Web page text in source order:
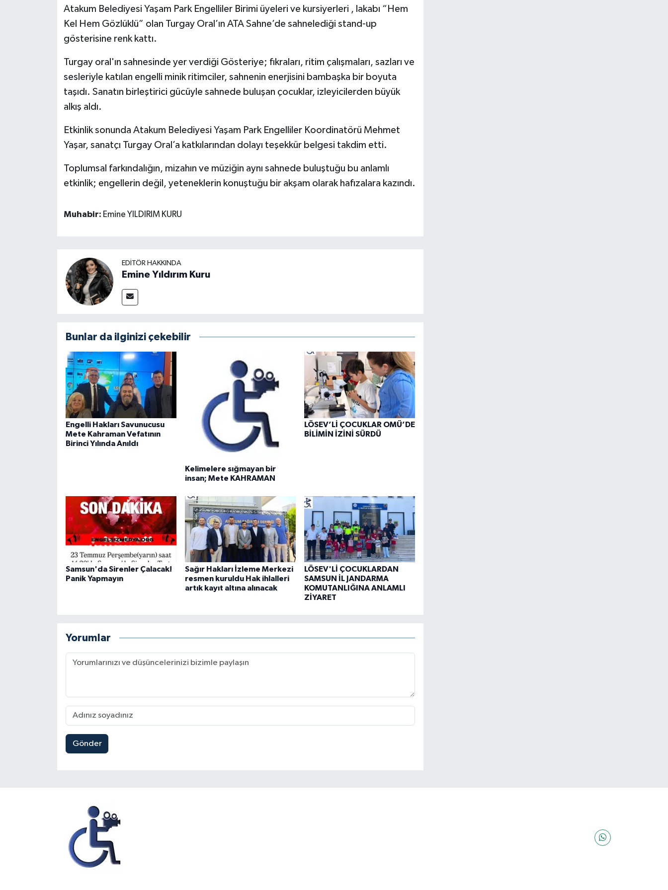
Atakum Belediyesi Yaşam Park Engelliler Birimi üyeleri ve kursiyerleri , lakabı “Hem
Kel Hem Gözlüklü” olan Turgay Oral’ın ATA Sahne’de sahnelediği stand-up
gösterisine renk kattı.
Turgay oral'ın sahnesinde yer verdiği Gösteriye; fıkraları, ritim çalışmaları, sazları ve
sesleriyle katılan engelli minik ritimciler, sahnenin enerjisini bambaşka bir boyuta
taşıdı. Sanatın birleştirici gücüyle sahnede buluşan çocuklar, izleyicilerden büyük
alkış aldı.
Etkinlik sonunda Atakum Belediyesi Yaşam Park Engelliler Koordinatörü Mehmet
Yaşar, sanatçı Turgay Oral’a katkılarından dolayı teşekkür belgesi takdim etti.
Toplumsal farkındalığın, mizahın ve müziğin aynı sahnede buluştuğu bu anlamlı
etkinlik; engellerin değil, yeteneklerin konuştuğu bir akşam olarak hafızalara kazındı.
Muhabir: Emine YILDIRIM KURU
EDITÖR HAKKINDA
Emine Yıldırım Kuru
Bunlar da ilginizi çekebilir
Engelli Hakları Savunucusu
Mete Kahraman Vefatının
Birinci Yılında Anıldı
Kelimelere sığmayan bir
insan; Mete KAHRAMAN
LÖSEV’Lİ ÇOCUKLAR OMÜ’DE
BİLİMİN İZİNİ SÜRDÜ
Samsun'da Sirenler Çalacak!
Panik Yapmayın
Sağır Hakları İzleme Merkezi
resmen kuruldu Hak ihlalleri
artık kayıt altına alınacak
LÖSEV'Lİ ÇOCUKLARDAN
SAMSUN İL JANDARMA
KOMUTANLIĞINA ANLAMLI
ZİYARET
Yorumlar
Gönder